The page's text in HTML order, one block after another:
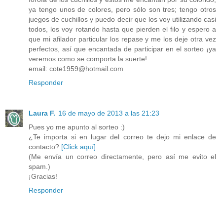
ya tengo unos de colores, pero sólo son tres; tengo otros
juegos de cuchillos y puedo decir que los voy utilizando casi
todos, los voy rotando hasta que pierden el filo y espero a
que mi afilador particular los repase y me los deje otra vez
perfectos, así que encantada de participar en el sorteo ¡ya
veremos como se comporta la suerte!
email: cote1959@hotmail.com
Responder
Laura F. 16 de mayo de 2013 a las 21:23
Pues yo me apunto al sorteo :)
¿Te importa si en lugar del correo te dejo mi enlace de
contacto? [Click aquí]
(Me envía un correo directamente, pero así me evito el
spam.)
¡Gracias!
Responder